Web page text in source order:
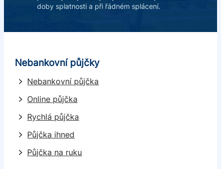
doby splatnosti a při řádném splácení.
Nebankovní půjčky
Nebankovní půjčka
Online půjčka
Rychlá půjčka
Půjčka ihned
Půjčka na ruku